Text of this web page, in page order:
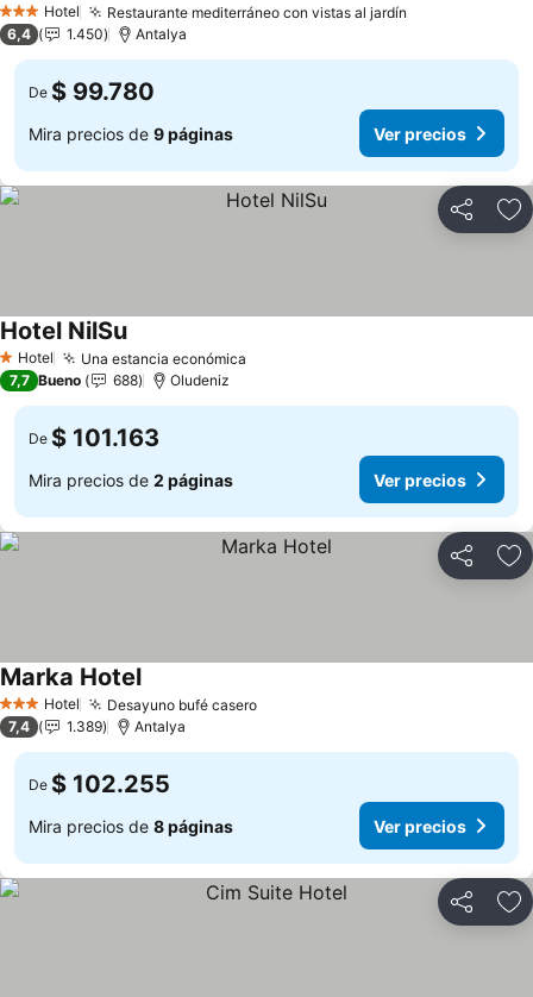
3 Estrellas
Hotel Restaurante mediterráneo con vistas al jardín
6,4 1.450 Antalya
De $ 99.780
Mira precios de 9 páginas Ver precios
Compartir
1 Estrellas
Hotel Una estancia económica
Hotel NilSu
7,7 Bueno 688 Oludeniz
De $ 101.163
Mira precios de 2 páginas Ver precios
Compartir
3 Estrellas
Hotel Desayuno bufé casero
Marka Hotel
7,4 1.389 Antalya
De $ 102.255
Mira precios de 8 páginas Ver precios
Compartir